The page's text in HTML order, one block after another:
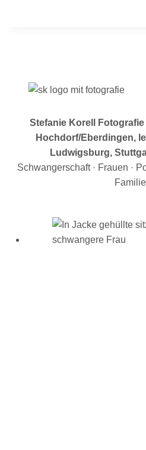
Stefanie Korell
Hochdorf/Eberdingen,
Ludwigsburg,
Schwangerschaft · Frauen ·